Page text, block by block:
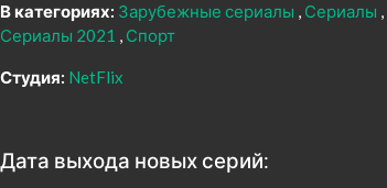
В категориях: Зарубежные сериалы Сериалы
Сериалы 2021
Спорт
Студия: NetFlix
Дата выхода новых серий: